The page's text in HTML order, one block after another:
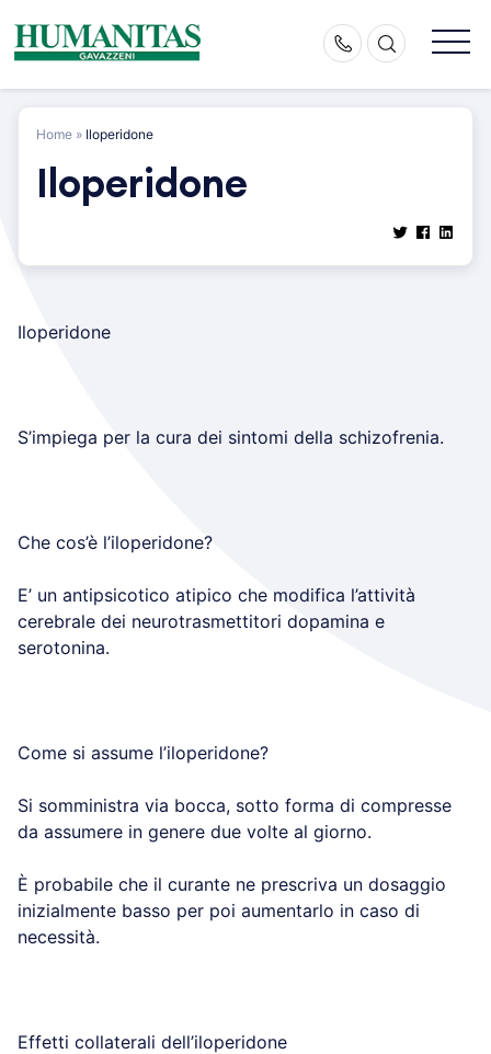
content
Home » Iloperidone
Iloperidone
Iloperidone
S’impiega per la cura dei sintomi della schizofrenia.
Che cos’è l’iloperidone?
E’ un antipsicotico atipico che modifica l’attività
cerebrale dei neurotrasmettitori dopamina e
serotonina.
Come si assume l’iloperidone?
Si somministra via bocca, sotto forma di compresse
da assumere in genere due volte al giorno.
È probabile che il curante ne prescriva un dosaggio
inizialmente basso per poi aumentarlo in caso di
necessità.
Effetti collaterali dell’iloperidone